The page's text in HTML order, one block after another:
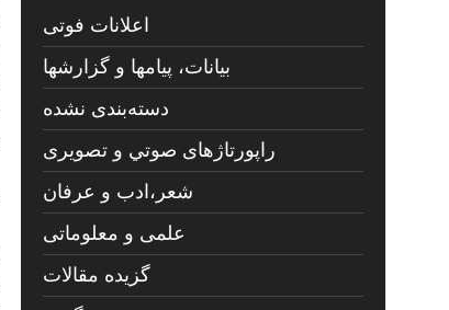
اعلانات فوتی
بیانات، پیامها و گزارشها
دسته‌بندی نشده
راپورتاژهای صوتي و تصويری
شعر،ادب و عرفان
علمی و معلوماتی
گزیده مقالات